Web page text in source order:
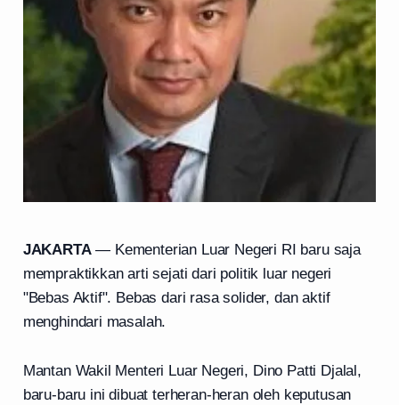
JAKARTA— Kementerian Luar Negeri RI baru saja
mempraktikkan arti sejati dari politik luar negeri
"Bebas Aktif". Bebas dari rasa solider, dan aktif
menghindari masalah.
Mantan Wakil Menteri Luar Negeri, Dino Patti Djalal,
baru-baru ini dibuat terheran-heran oleh keputusan